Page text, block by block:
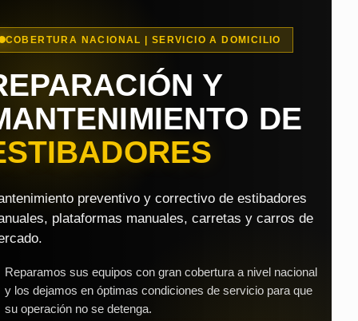
COBERTURA NACIONAL | SERVICIO A DOMICILIO
Y
DE
preventivo y correctivo de estibadores
plataformas manuales, carretas y carros de
Reparamos sus equipos con gran cobertura a nivel nacional
y los dejamos en óptimas condiciones de servicio para que
su operación no se detenga.